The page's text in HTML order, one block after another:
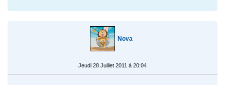
Nova
Jeudi 28 Juillet 2011 à 20:04